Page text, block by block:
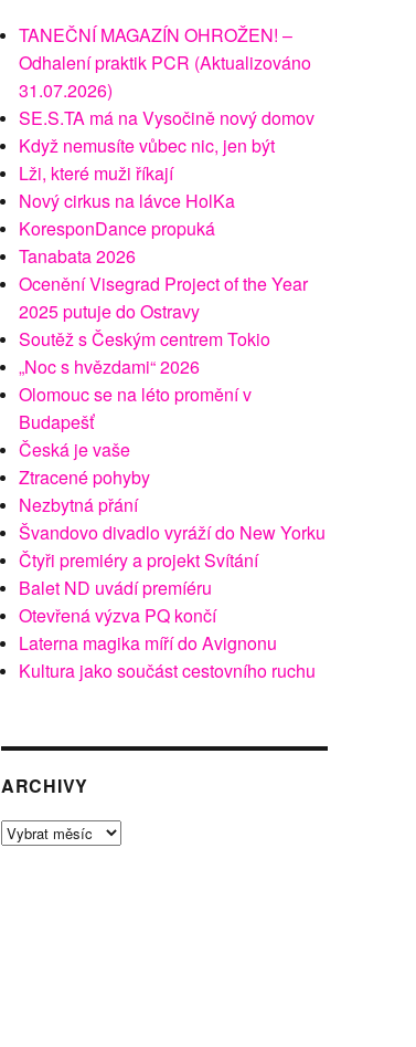
TANEČNÍ MAGAZÍN OHROŽEN! –
Odhalení praktik PCR (Aktualizováno
31.07.2026)
SE.S.TA má na Vysočině nový domov
Když nemusíte vůbec nic, jen být
Lži, které muži říkají
Nový cirkus na lávce HolKa
KoresponDance propuká
Tanabata 2026
Ocenění Visegrad Project of the Year
2025 putuje do Ostravy
Soutěž s Českým centrem Tokio
„Noc s hvězdami“ 2026
Olomouc se na léto promění v
Budapešť
Česká je vaše
Ztracené pohyby
Nezbytná přání
Švandovo divadlo vyráží do New Yorku
Čtyři premiéry a projekt Svítání
Balet ND uvádí premíéru
Otevřená výzva PQ končí
Laterna magika míří do Avignonu
Kultura jako součást cestovního ruchu
ARCHIVY
Archivy